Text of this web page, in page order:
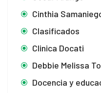
Cinthia
Clasificados
Clinica Docati
Debbie Melissa
Docencia y